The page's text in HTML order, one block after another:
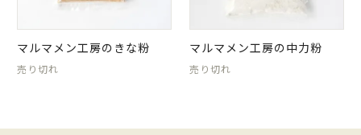
マルマメン工房のきな粉
売り切れ
マルマメン工房の中力粉
売り切れ